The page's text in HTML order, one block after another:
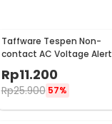
Taffware Tespen Non-
contact AC Voltage Alert
Rp11.200
Rp25.900 57%